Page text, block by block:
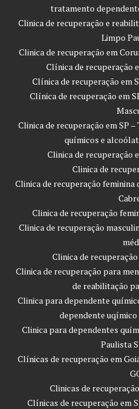
tratamento
Clinica de recuperação e
Limpo
Clinica de recuperação em
Clínica de recuperação
Clínica de recuperação em
Clínica de recuperação em
Clinica de recuperação em SP
químicos e
Clinica de recuperação
Clinica de
Clinica de recuperação feminina
Clinica de recuperação
Clinica de recuperação
Clinica de
Clinica de recuperação para
de reabilitação
Clinica para dependente
dependente
Clinica para dependentes
Paulista
Clínicas de recuperação em
Clinicas de
Clínicas de recuperação em